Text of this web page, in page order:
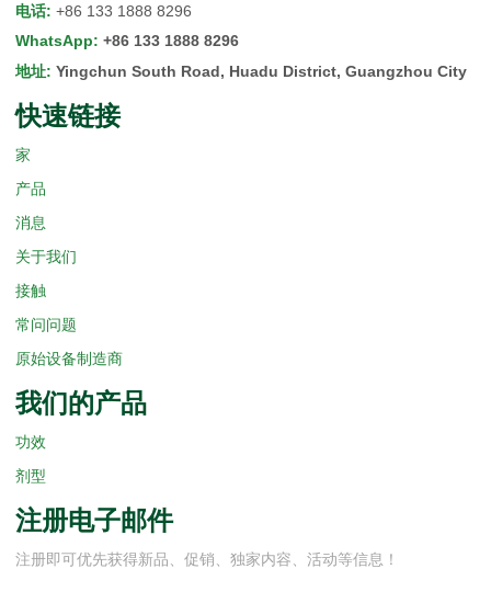
电话: +86 133 1888 8296
WhatsApp: +86 133 1888 8296
地址: Yingchun South Road, Huadu District, Guangzhou City
快速链接
家
产品
消息
关于我们
接触
常问问题
原始设备制造商
我们的产品
功效
剂型
注册电子邮件
注册即可优先获得新品、促销、独家内容、活动等信息！